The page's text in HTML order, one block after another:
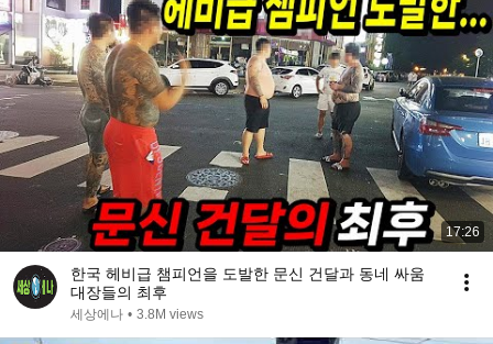
17:26
한국 헤비급 챔피언을 도발한 문신 건달과 동네 싸움
대장들의 최후
세상에나 • 3.8M views